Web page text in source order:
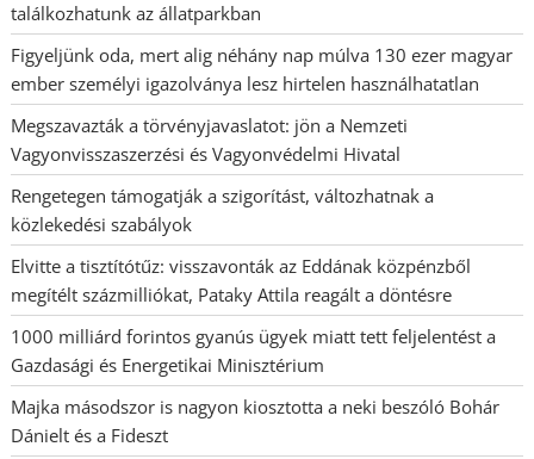
találkozhatunk az állatparkban
Figyeljünk oda, mert alig néhány nap múlva 130 ezer magyar
ember személyi igazolványa lesz hirtelen használhatatlan
Megszavazták a törvényjavaslatot: jön a Nemzeti
Vagyonvisszaszerzési és Vagyonvédelmi Hivatal
Rengetegen támogatják a szigorítást, változhatnak a
közlekedési szabályok
Elvitte a tisztítótűz: visszavonták az Eddának közpénzből
megítélt százmilliókat, Pataky Attila reagált a döntésre
1000 milliárd forintos gyanús ügyek miatt tett feljelentést a
Gazdasági és Energetikai Minisztérium
Majka másodszor is nagyon kiosztotta a neki beszóló Bohár
Dánielt és a Fideszt